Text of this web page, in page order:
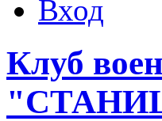
Вход
Клуб